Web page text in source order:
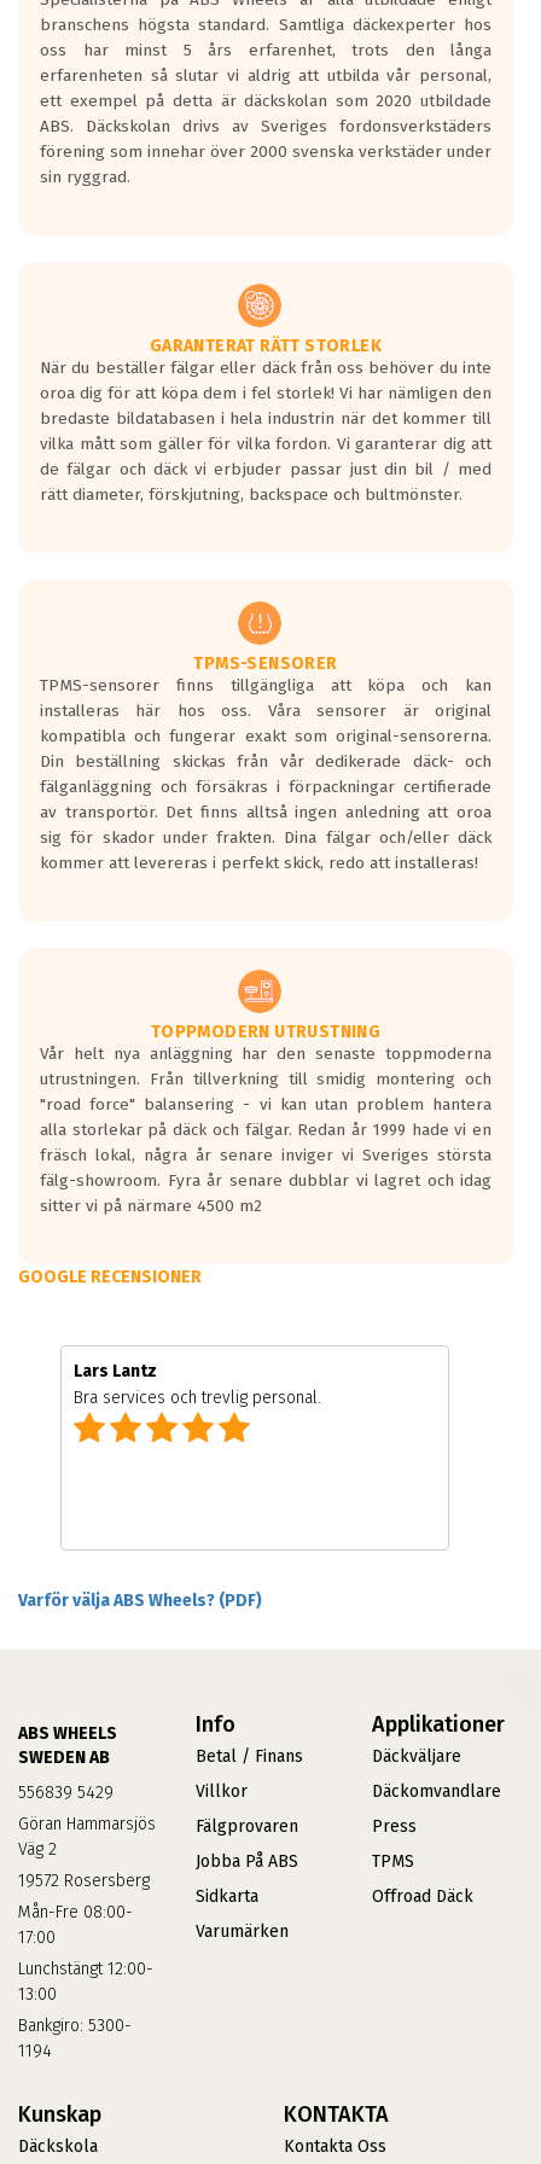
längsta.
Inga D eller G betyg delas ut för
personbilar och lätta lastbilar.
Betyget sätts efter ett test där däcken
skall bromsa in på en väg där det ligger
0.5-1.5 mm vatten.
I 80km/h kommer skillnaden på
Vid körning i över 50km/h brukar
rullmotståndets ljud överträffa
motorljudet.
På däckmärkningen kommer det finnas
en symbol av ett däck med vågar. Hög
bullernivå markeras med svarta vågor
medans de vita vågorna påvisar om det är
ett tyst däck.
regelverket som introduceras år 2016.
Ett däck med två svarta vågor är redan
godkända för år 2016 nya regelverk.
Ett däck med en svart våg kommer vara
minst tre decibel tystare än det
regelverk som börjar gälla 2016.
branschens högsta standard. Samtliga däckexperter hos
oss har minst 5 års erfarenhet, trots den långa
erfarenheten så slutar vi aldrig att utbilda vår personal,
ett exempel på detta är däckskolan som 2020 utbildade
ABS. Däckskolan drivs av Sveriges fordonsverkstäders
förening som innehar över 2000 svenska verkstäder under
sin ryggrad.
GARANTERAT RÄTT STORLEK
När du beställer fälgar eller däck från oss behöver du inte
oroa dig för att köpa dem i fel storlek! Vi har nämligen den
bredaste bildatabasen i hela industrin när det kommer till
vilka mått som gäller för vilka fordon. Vi garanterar dig att
de fälgar och däck vi erbjuder passar just din bil / med
rätt diameter, förskjutning, backspace och bultmönster.
TPMS-SENSORER
TPMS-sensorer finns tillgängliga att köpa och kan
installeras här hos oss. Våra sensorer är original
kompatibla och fungerar exakt som original-sensorerna.
Din beställning skickas från vår dedikerade däck- och
fälganläggning och försäkras i förpackningar certifierade
av transportör. Det finns alltså ingen anledning att oroa
sig för skador under frakten. Dina fälgar och/eller däck
kommer att levereras i perfekt skick, redo att installeras!
TOPPMODERN UTRUSTNING
Vår helt nya anläggning har den senaste toppmoderna
utrustningen. Från tillverkning till smidig montering och
"road force" balansering - vi kan utan problem hantera
alla storlekar på däck och fälgar. Redan år 1999 hade vi en
fräsch lokal, några år senare inviger vi Sveriges största
fälg-showroom. Fyra år senare dubblar vi lagret och idag
sitter vi på närmare 4500 m2
GOOGLE RECENSIONER
Lars Lantz
Bra services och trevlig personal.
Varför välja ABS Wheels? (PDF)
ABS WHEELS
SWEDEN AB
556839 5429
Göran Hammarsjös
Väg 2
19572 Rosersberg
Mån-Fre 08:00-
17:00
Lunchstängt 12:00-
13:00
Bankgiro: 5300-
1194
Info
Betal / Finans
Villkor
Fälgprovaren
Jobba På ABS
Sidkarta
Varumärken
Applikationer
Däckväljare
Däckomvandlare
Press
TPMS
Offroad Däck
Kunskap
Däckskola
KONTAKTA
Kontakta Oss